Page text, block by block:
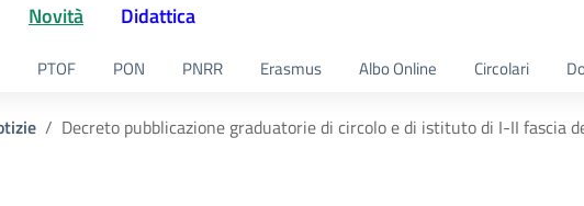
Novità Didattica
PTOF PON PNRR Erasmus Albo Online Circolari
Decreto pubblicazione graduatorie di circolo e di istituto di I-II fascia